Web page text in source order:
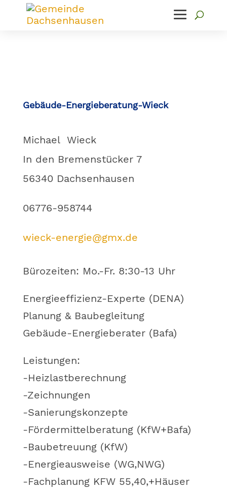
Gebäude-Energieberatung-Wieck
Michael Wieck
In den Bremenstücker 7
56340 Dachsenhausen
06776-958744
wieck-energie@gmx.de
Bürozeiten: Mo.-Fr. 8:30-13 Uhr
Energieeffizienz-Experte (DENA)
Planung & Baubegleitung
Gebäude-Energieberater (Bafa)
Leistungen:
-Heizlastberechnung
-Zeichnungen
-Sanierungskonzepte
-Fördermittelberatung (KfW+Bafa)
-Baubetreuung (KfW)
-Energieausweise (WG,NWG)
-Fachplanung KFW 55,40,+Häuser